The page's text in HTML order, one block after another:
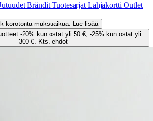
Brändit Tuotesarjat Lahjakortti Outlet
korotonta maksuaikaa. Lue lisää
-20% kun ostat yli 50 €, -25% kun ostat yli
300 €. Kts. ehdot